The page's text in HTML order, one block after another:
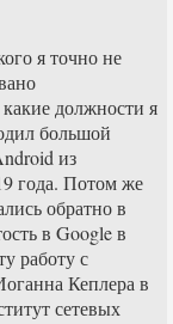
я точно не
должности я
большой
из
года. Потом же
обратно в
в Google в
работу с
Кеплера в
сетевых